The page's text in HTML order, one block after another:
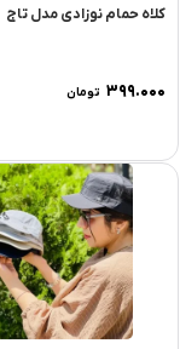
کلاه حمام نوزادی مدل تاج
۳۹۹.۰۰۰ تومان